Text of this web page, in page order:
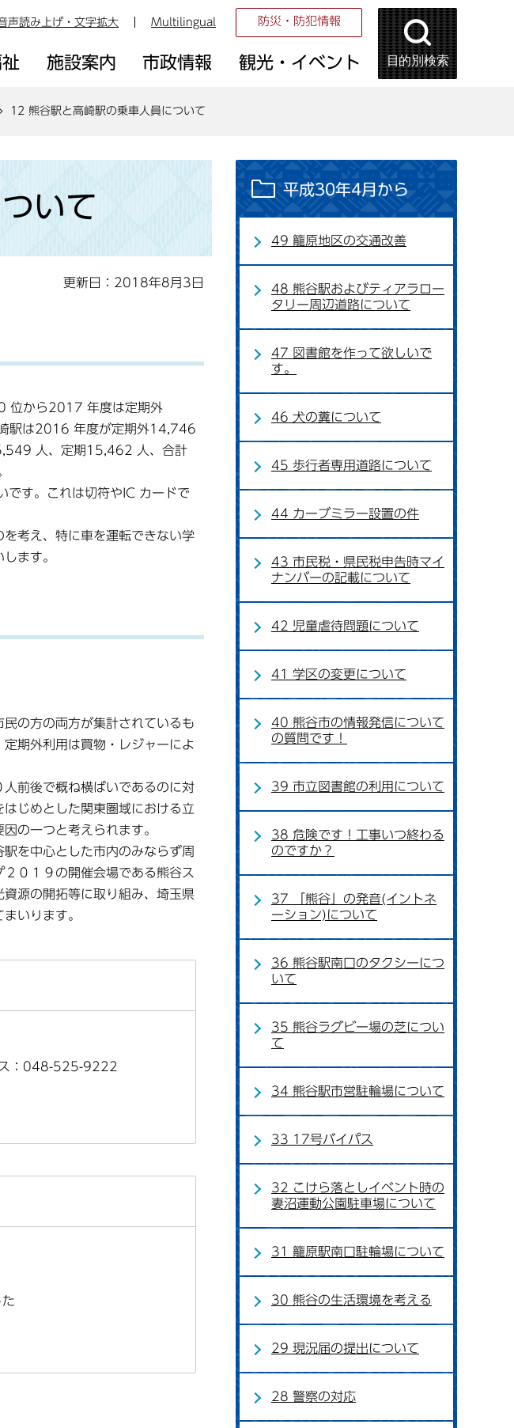
声読み上げ・文字拡大 Multilingual 防災・防犯情報
施設案内 市政情報 観光・イベント 目的別検索
12 熊谷駅と高崎駅の乗車人員について
いて
更新日：2018年8月3日
から2017 年度は定期外
駅は2016 年度が定期外14,746
人、定期15,462 人、合計
です。これは切符やIC カードで
考え、特に車を運転できない学
ます。
の方の両方が集計されているも
期外利用は買物・レジャーによ
前後で概ね横ばいであるのに対
じめとした関東圏域における立
の一つと考えられます。
を中心とした市内のみならず周
０１９の開催会場である熊谷ス
源の開拓等に取り組み、埼玉県
いります。
：048-525-9222
平成30年4月から
49 籠原地区の交通改善
48 熊谷駅およびティアラロー
タリー周辺道路について
47 図書館を作って欲しいで
す。
46 犬の糞について
45 歩行者専用道路について
44 カーブミラー設置の件
43 市民税・県民税申告時マイ
ナンバーの記載について
42 児童虐待問題について
41 学区の変更について
40 熊谷市の情報発信について
の質問です！
39 市立図書館の利用について
38 危険です！工事いつ終わる
のですか？
37 「熊谷」の発音(イントネ
ーション)について
36 熊谷駅南口のタクシーにつ
いて
35 熊谷ラグビー場の芝につい
て
34 熊谷駅市営駐輪場について
33 17号バイパス
32 こけら落としイベント時の
妻沼運動公園駐車場について
31 籠原駅南口駐輪場について
30 熊谷の生活環境を考える
29 現況届の提出について
28 警察の対応